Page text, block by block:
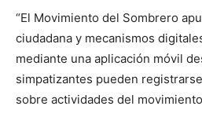
“El Movimiento del Sombrero
ciudadana y mecanismos
mediante una aplicación móvil
simpatizantes pueden
sobre actividades del